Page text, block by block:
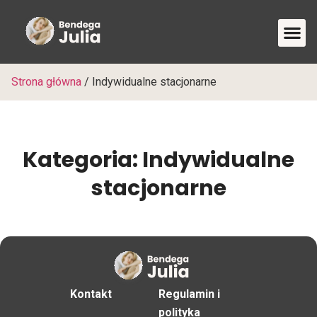
Strona główna / Indywidualne stacjonarne
Kategoria: Indywidualne
stacjonarne
Regulamin i
polityka
Kontakt